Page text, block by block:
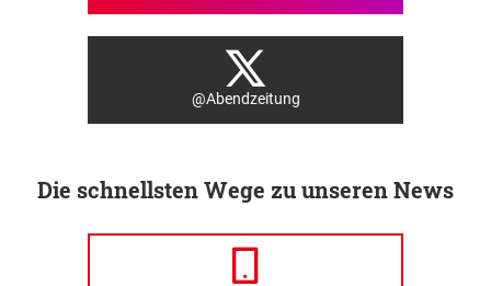
@Abendzeitung
Die schnellsten Wege zu unseren News